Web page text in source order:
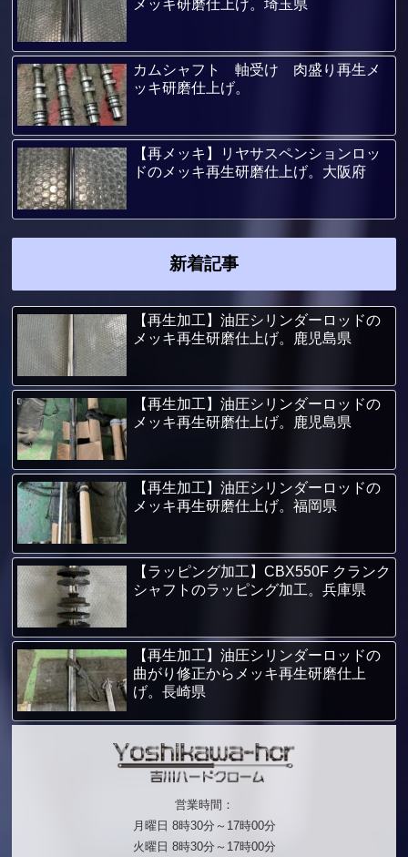
メッキ研磨仕上げ。埼玉県
カムシャフト 軸受け 肉盛り再生メ
ッキ研磨仕上げ。
【再メッキ】リヤサスペンションロッ
ドのメッキ再生研磨仕上げ。大阪府
新着記事
【再生加工】油圧シリンダーロッドの
メッキ再生研磨仕上げ。鹿児島県
【再生加工】油圧シリンダーロッドの
メッキ再生研磨仕上げ。鹿児島県
【再生加工】油圧シリンダーロッドの
メッキ再生研磨仕上げ。福岡県
【ラッピング加工】CBX550F クランク
シャフトのラッピング加工。兵庫県
【再生加工】油圧シリンダーロッドの
曲がり修正からメッキ再生研磨仕上
げ。長崎県
営業時間：
月曜日 8時30分～17時00分
火曜日 8時30分～17時00分